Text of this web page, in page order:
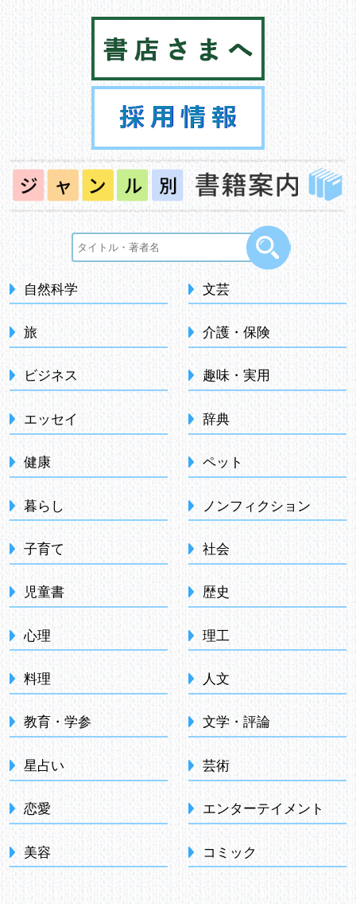
自然科学
旅
ビジネス
エッセイ
健康
暮らし
子育て
児童書
心理
料理
教育・学参
星占い
恋愛
美容
文芸
介護・保険
趣味・実用
辞典
ペット
ノンフィクション
社会
歴史
理工
人文
文学・評論
芸術
エンターテイメント
コミック